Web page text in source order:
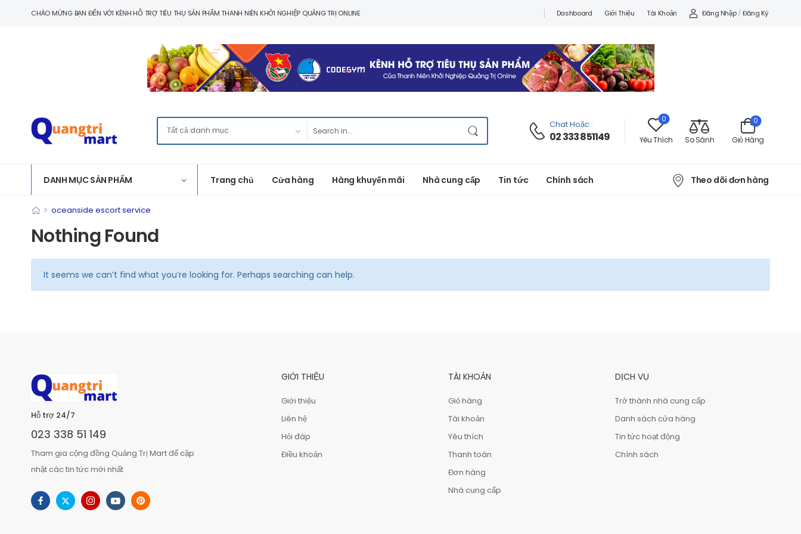
CHÀO MỪNG BẠN ĐẾN VỚI KÊNH HỖ TRỢ TIÊU THỤ SẢN PHẨM THANH NIÊN KHỞI NGHIỆP QUẢNG TRỊ ONLINE Dashboard Giới Thiệu Tài Khoản Đăng Nhập / Đăng Ký
Chat Hoặc :
02 333 851149
0
Yêu Thích So Sánh Giỏ Hàng
0
DANH MỤC SẢN PHẨM Trang chủ Cửa hàng Hàng khuyến mãi Nhà cung cấp Tin tức Chính sách Theo dõi đơn hàng
> oceanside escort service
Nothing Found
It seems we can’t find what you’re looking for. Perhaps searching can help.
Hỗ trợ 24/7
023 338 51 149
Tham gia cộng đồng Quảng Trị Mart để cập
nhật các tin tức mới nhất
GIỚI THIỆU
Giới thiệu
Liên hệ
Hỏi đáp
Điều khoản
TÀI KHOẢN
Giỏ hàng
Tài khoản
Yêu thích
Thanh toán
Đơn hàng
Nhà cung cấp
DỊCH VỤ
Trở thành nhà cung cấp
Danh sách cửa hàng
Tin tức hoạt động
Chính sách